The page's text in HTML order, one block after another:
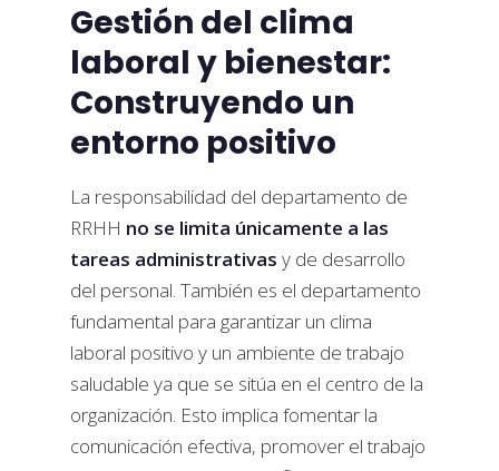
Gestión del clima
laboral y bienestar:
Construyendo un
entorno positivo
La responsabilidad del departamento de
RRHH no se limita únicamente a las
tareas administrativas y de desarrollo
del personal. También es el departamento
fundamental para garantizar un clima
laboral positivo y un ambiente de trabajo
saludable ya que se sitúa en el centro de la
organización. Esto implica fomentar la
comunicación efectiva, promover el trabajo